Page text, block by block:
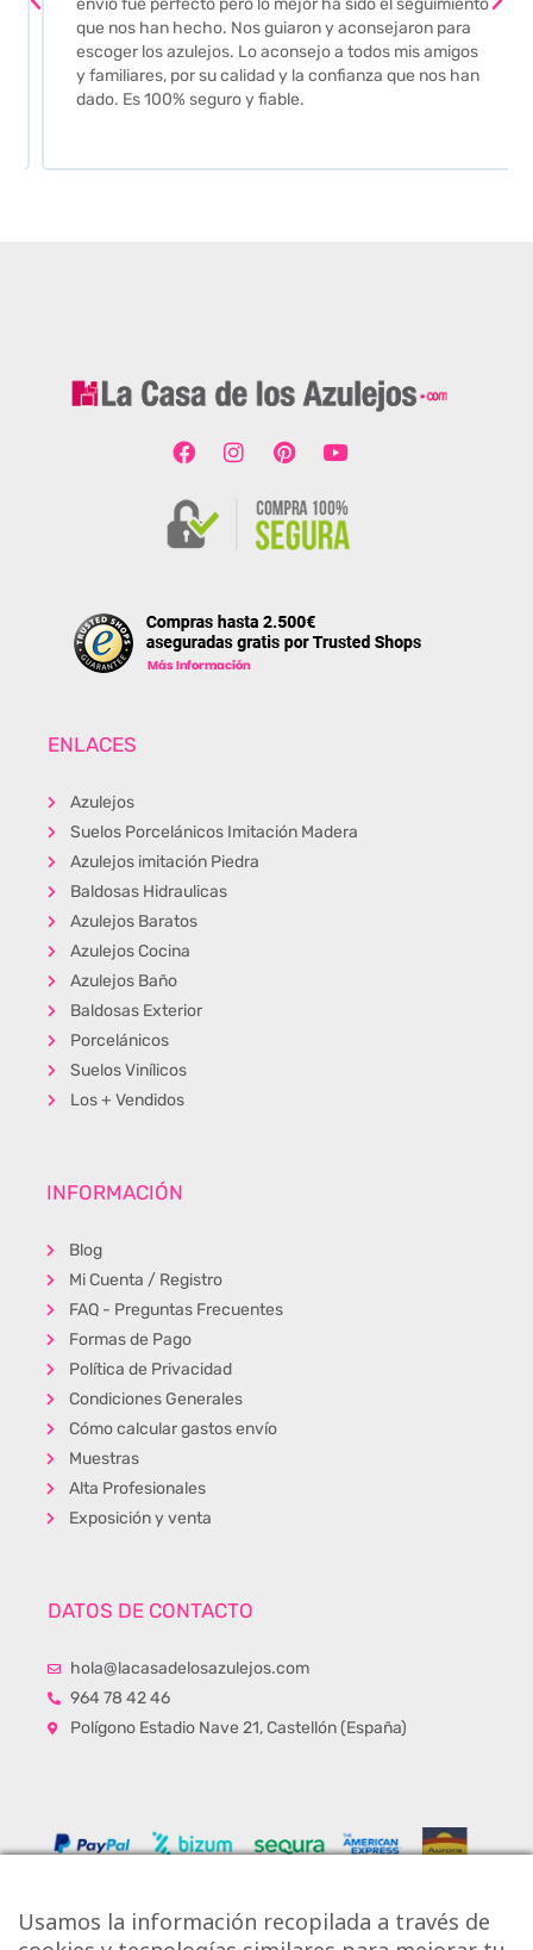
envío fue perfecto pero lo mejor ha sido el seguimiento
que nos han hecho. Nos guiaron y aconsejaron para
escoger los azulejos. Lo aconsejo a todos mis amigos
y familiares, por su calidad y la confianza que nos han
dado. Es 100% seguro y fiable.
ENLACES
Azulejos
Suelos Porcelánicos Imitación Madera
Azulejos imitación Piedra
Baldosas Hidraulicas
Azulejos Baratos
Azulejos Cocina
Azulejos Baño
Baldosas Exterior
Porcelánicos
Suelos Vinílicos
Los + Vendidos
INFORMACIÓN
Blog
Mi Cuenta / Registro
FAQ - Preguntas Frecuentes
Formas de Pago
Política de Privacidad
Condiciones Generales
Cómo calcular gastos envío
Muestras
Alta Profesionales
Exposición y venta
DATOS DE CONTACTO
hola@lacasadelosazulejos.com
964 78 42 46
Polígono Estadio Nave 21, Castellón (España)
Usamos la información recopilada a través de